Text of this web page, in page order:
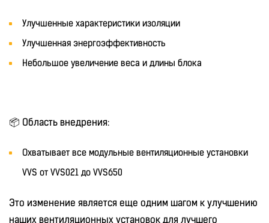
Улучшенные характеристики изоляции
Улучшенная энергоэффективность
Небольшое увеличение веса и длины блока
📦 Область внедрения:
Охватывает все модульные вентиляционные установки
VVS от VVS021 до VVS650
Это изменение является еще одним шагом к улучшению
наших вентиляционных установок для лучшего